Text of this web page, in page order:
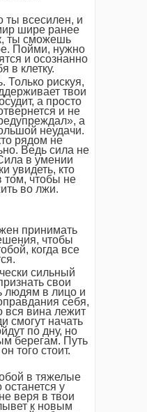
ты всесилен, и
шире ранее
ты сможешь
Пойми, нужно
и осознанно
в клетку.
Только рискуя,
твои
а просто
и не
а
неудачи.
рядом не
Ведь сила не
в умении
увидеть, кто
том, чтобы не
во лжи.
принимать
чтобы
когда все
сильный
свои
людям в лицо и
себя,
вся вина лежит
смогут начать
по дну, но
берегам. Путь
того стоит.
в тяжелые
у
веря в твои
к новым